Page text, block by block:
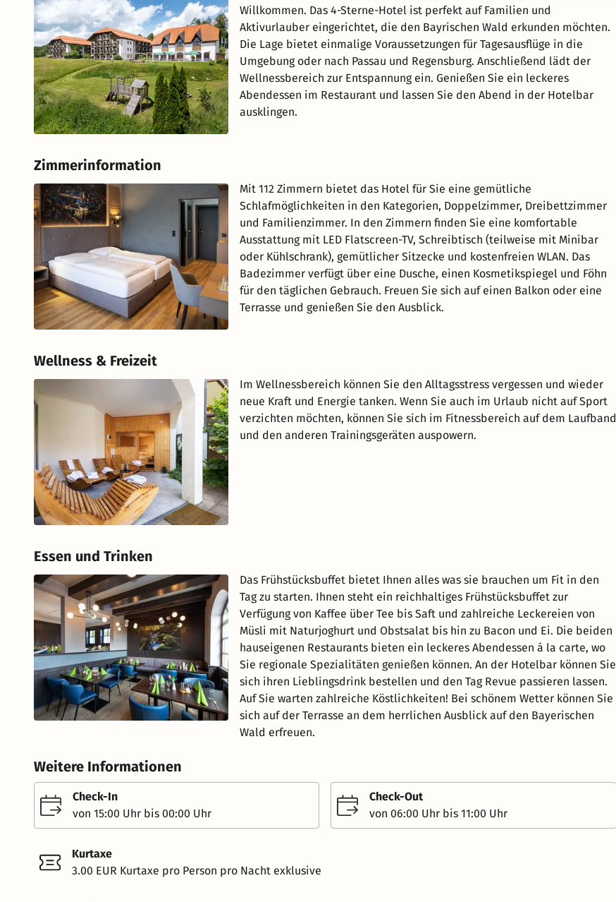
Willkommen. Das 4-Sterne-Hotel ist perfekt auf Familien und
Aktivurlauber eingerichtet, die den Bayrischen Wald erkunden möchten.
Die Lage bietet einmalige Voraussetzungen für Tagesausflüge in die
Umgebung oder nach Passau und Regensburg. Anschließend lädt der
Wellnessbereich zur Entspannung ein. Genießen Sie ein leckeres
Abendessen im Restaurant und lassen Sie den Abend in der Hotelbar
ausklingen.
Zimmerinformation
Mit 112 Zimmern bietet das Hotel für Sie eine gemütliche
Schlafmöglichkeiten in den Kategorien, Doppelzimmer, Dreibettzimmer
und Familienzimmer. In den Zimmern finden Sie eine komfortable
Ausstattung mit LED Flatscreen-TV, Schreibtisch (teilweise mit Minibar
oder Kühlschrank), gemütlicher Sitzecke und kostenfreien WLAN. Das
Badezimmer verfügt über eine Dusche, einen Kosmetikspiegel und Föhn
für den täglichen Gebrauch. Freuen Sie sich auf einen Balkon oder eine
Terrasse und genießen Sie den Ausblick.
Wellness & Freizeit
Im Wellnessbereich können Sie den Alltagsstress vergessen und wieder
neue Kraft und Energie tanken. Wenn Sie auch im Urlaub nicht auf Sport
verzichten möchten, können Sie sich im Fitnessbereich auf dem Laufband
und den anderen Trainingsgeräten auspowern.
Essen und Trinken
Das Frühstücksbuffet bietet Ihnen alles was sie brauchen um Fit in den
Tag zu starten. Ihnen steht ein reichhaltiges Frühstücksbuffet zur
Verfügung von Kaffee über Tee bis Saft und zahlreiche Leckereien von
Müsli mit Naturjoghurt und Obstsalat bis hin zu Bacon und Ei. Die beiden
hauseigenen Restaurants bieten ein leckeres Abendessen á la carte, wo
Sie regionale Spezialitäten genießen können. An der Hotelbar können Sie
sich ihren Lieblingsdrink bestellen und den Tag Revue passieren lassen.
Auf Sie warten zahlreiche Köstlichkeiten! Bei schönem Wetter können Sie
sich auf der Terrasse an dem herrlichen Ausblick auf den Bayerischen
Wald erfreuen.
Weitere Informationen
Check-In
von 15:00 Uhr bis 00:00 Uhr
Check-Out
von 06:00 Uhr bis 11:00 Uhr
Kurtaxe
3.00 EUR Kurtaxe pro Person pro Nacht exklusive